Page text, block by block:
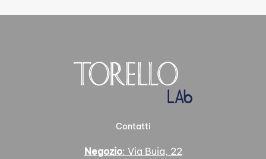
Contatti
Negozio: Via Buia, 22